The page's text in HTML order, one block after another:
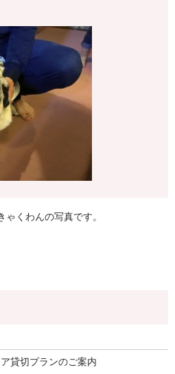
ゃくわんの写真です。
貸切プランのご案内